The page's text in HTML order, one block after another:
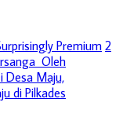
Premium 2
Oleh
Desa Maju,
di Pilkades